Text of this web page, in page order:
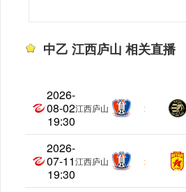
中乙 江西庐山 相关直播
2026-
08-02
19:30
中乙
江西庐山 :
2026-
07-11
19:30
中乙
江西庐山 :